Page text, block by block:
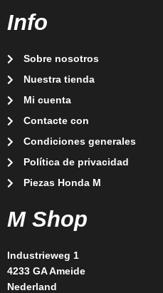
Info
Sobre nosotros
Nuestra tienda
Mi cuenta
Contacte con
Condiciones generales
Política de privacidad
Piezas Honda M
M Shop
Industrieweg 1
4233 GA Ameide
Nederland